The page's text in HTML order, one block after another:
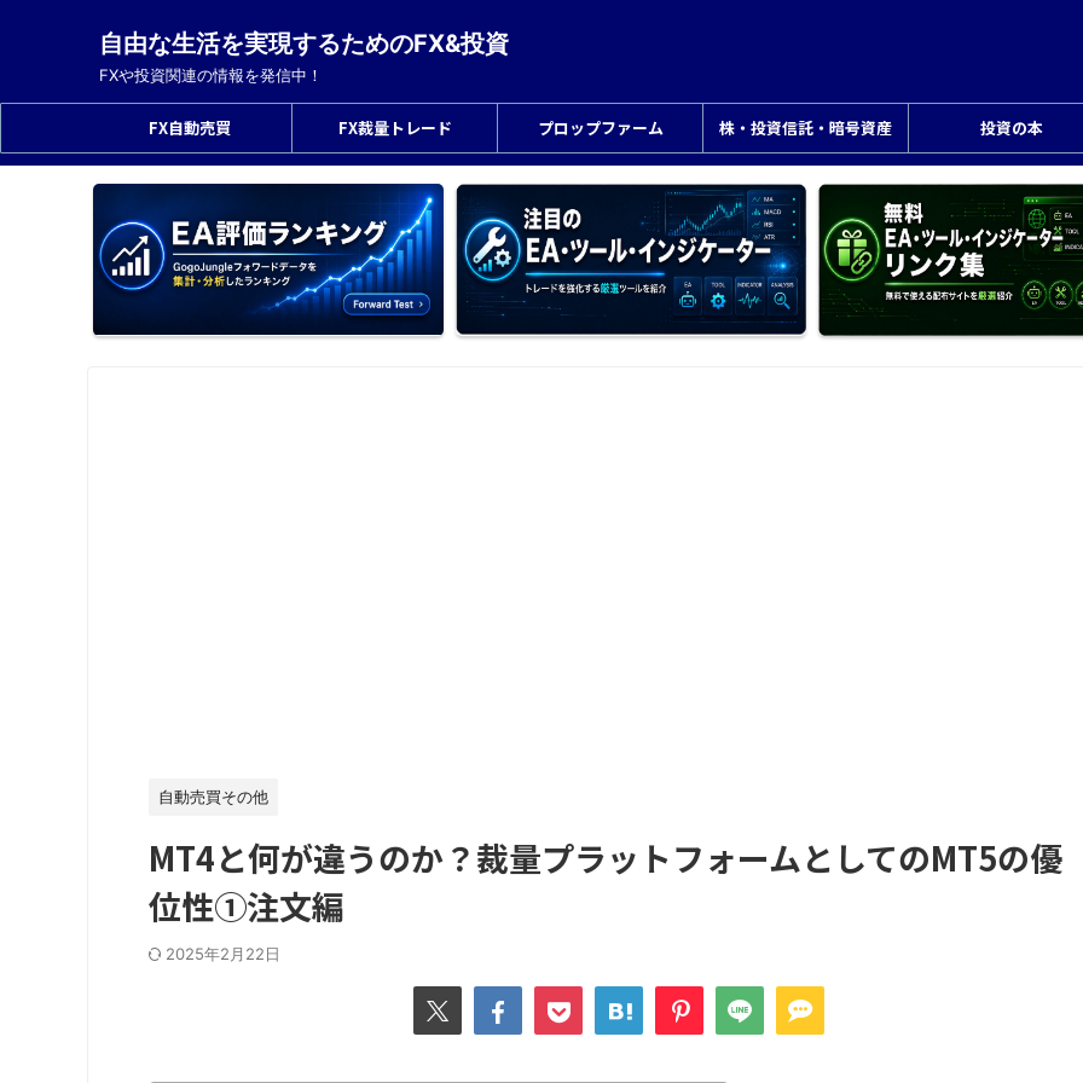
自由な生活を実現するためのFX&投資
FXや投資関連の情報を発信中！
FX自動売買 FX裁量トレード プロップファーム 株・投資信託・暗号資産 投資の本
自動売買その他
MT4と何が違うのか？裁量プラットフォームとしてのMT5の優
位性①注文編
2025年2月22日